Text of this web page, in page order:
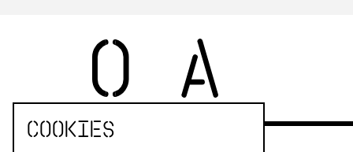
Cookies